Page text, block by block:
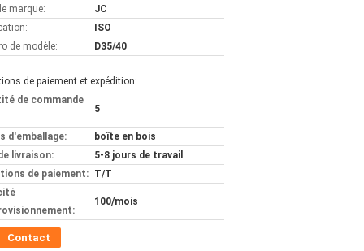
marque:
JC
ISO
de modèle:
D35/40
de paiement et expédition:
de commande
5
d'emballage:
boîte en bois
livraison:
5-8 jours de travail
de paiement: T/T
100/mois
Contact